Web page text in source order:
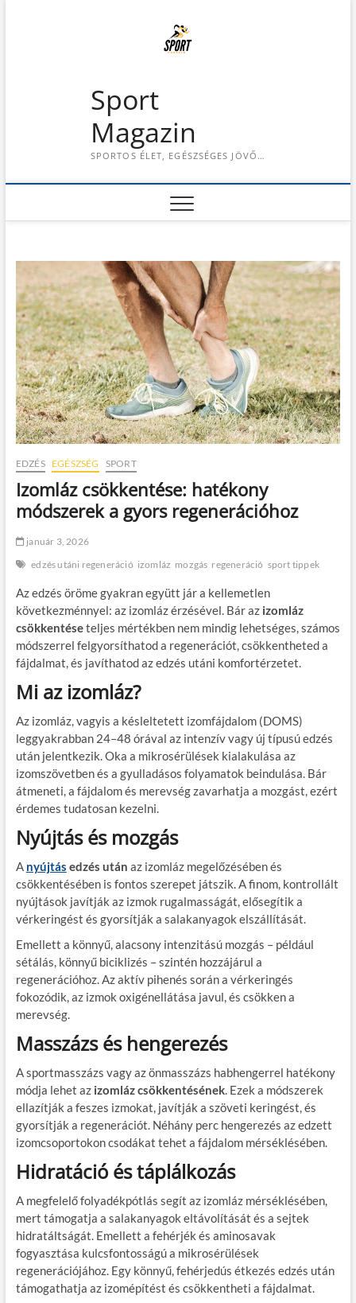
e
t
Sport
Magazin
SPORTOS ÉLET, EGÉSZSÉGES JÖVŐ…
EDZÉS EGÉSZSÉG SPORT
Izomláz csökkentése: hatékony
módszerek a gyors regenerációhoz
január 3, 2026
edzés utáni regeneráció izomláz mozgás regeneráció sport tippek
Az edzés öröme gyakran együtt jár a kellemetlen
következménnyel: az izomláz érzésével. Bár az izomláz
csökkentéseteljes mértékben nem mindig lehetséges, számos
módszerrel felgyorsíthatod a regenerációt, csökkentheted a
fájdalmat, és javíthatod az edzés utáni komfortérzetet.
Mi az izomláz?
Az izomláz, vagyis a késleltetett izomfájdalom (DOMS)
leggyakrabban 24–48 órával az intenzív vagy új típusú edzés
után jelentkezik. Oka a mikrosérülések kialakulása az
izomszövetben és a gyulladásos folyamatok beindulása. Bár
átmeneti, a fájdalom és merevség zavarhatja a mozgást, ezért
érdemes tudatosan kezelni.
Nyújtás és mozgás
A nyújtás edzés után az izomláz megelőzésében és
csökkentésében is fontos szerepet játszik. A finom, kontrollált
nyújtások javítják az izmok rugalmasságát, elősegítik a
vérkeringést és gyorsítják a salakanyagok elszállítását.
Emellett a könnyű, alacsony intenzitású mozgás – például
sétálás, könnyű biciklizés – szintén hozzájárul a
regenerációhoz. Az aktív pihenés során a vérkeringés
fokozódik, az izmok oxigénellátása javul, és csökken a
merevség.
Masszázs és hengerezés
A sportmasszázs vagy az önmasszázs habhengerrel hatékony
módja lehet az izomláz csökkentésének. Ezek a módszerek
ellazítják a feszes izmokat, javítják a szöveti keringést, és
gyorsítják a regenerációt. Néhány perc hengerezés az edzett
izomcsoportokon csodákat tehet a fájdalom mérséklésében.
Hidratáció és táplálkozás
A megfelelő folyadékpótlás segít az izomláz mérséklésében,
mert támogatja a salakanyagok eltávolítását és a sejtek
hidratáltságát. Emellett a fehérjék és aminosavak
fogyasztása kulcsfontosságú a mikrosérülések
regenerációjához. Egy könnyű, fehérjedús étkezés edzés után
támogathatja az izomépítést és csökkentheti a fájdalmat.